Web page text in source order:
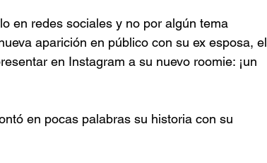
en redes sociales y no por algún tema
aparición en público con su ex esposa, el
en Instagram a su nuevo roomie: ¡un
en pocas palabras su historia con su